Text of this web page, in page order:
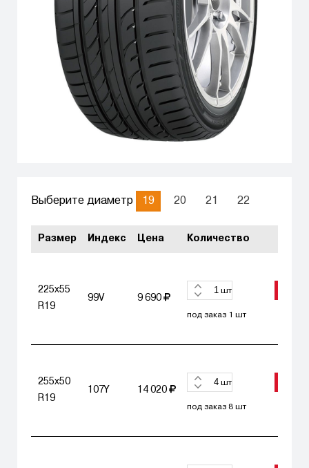
Выберите диаметр 19 20 21 22
Размер Индекс Цена Количество
225x55
R19
99V 9 690
шт
под заказ 1 шт
255x50
R19
107Y 14 020
шт
под заказ 8 шт